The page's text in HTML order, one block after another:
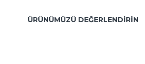
ÜRÜNÜMÜZÜ DEĞERLENDIRIN